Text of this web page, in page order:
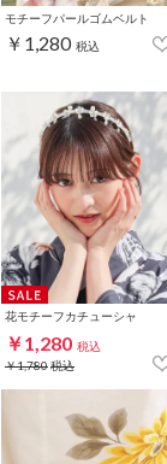
モチーフパールゴムベルト
￥1,280 税込
花モチーフカチューシャ
￥1,280 税込
￥1,780税込